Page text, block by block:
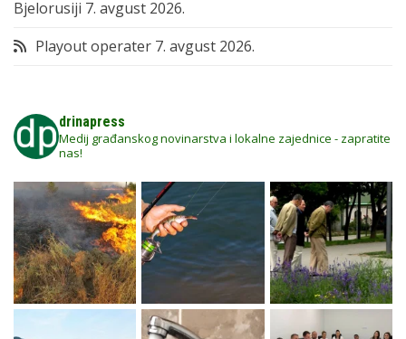
Bjelorusiji 7. avgust 2026.
Playout operater 7. avgust 2026.
drinapress
Medij građanskog novinarstva i lokalne zajednice - zapratite
nas!